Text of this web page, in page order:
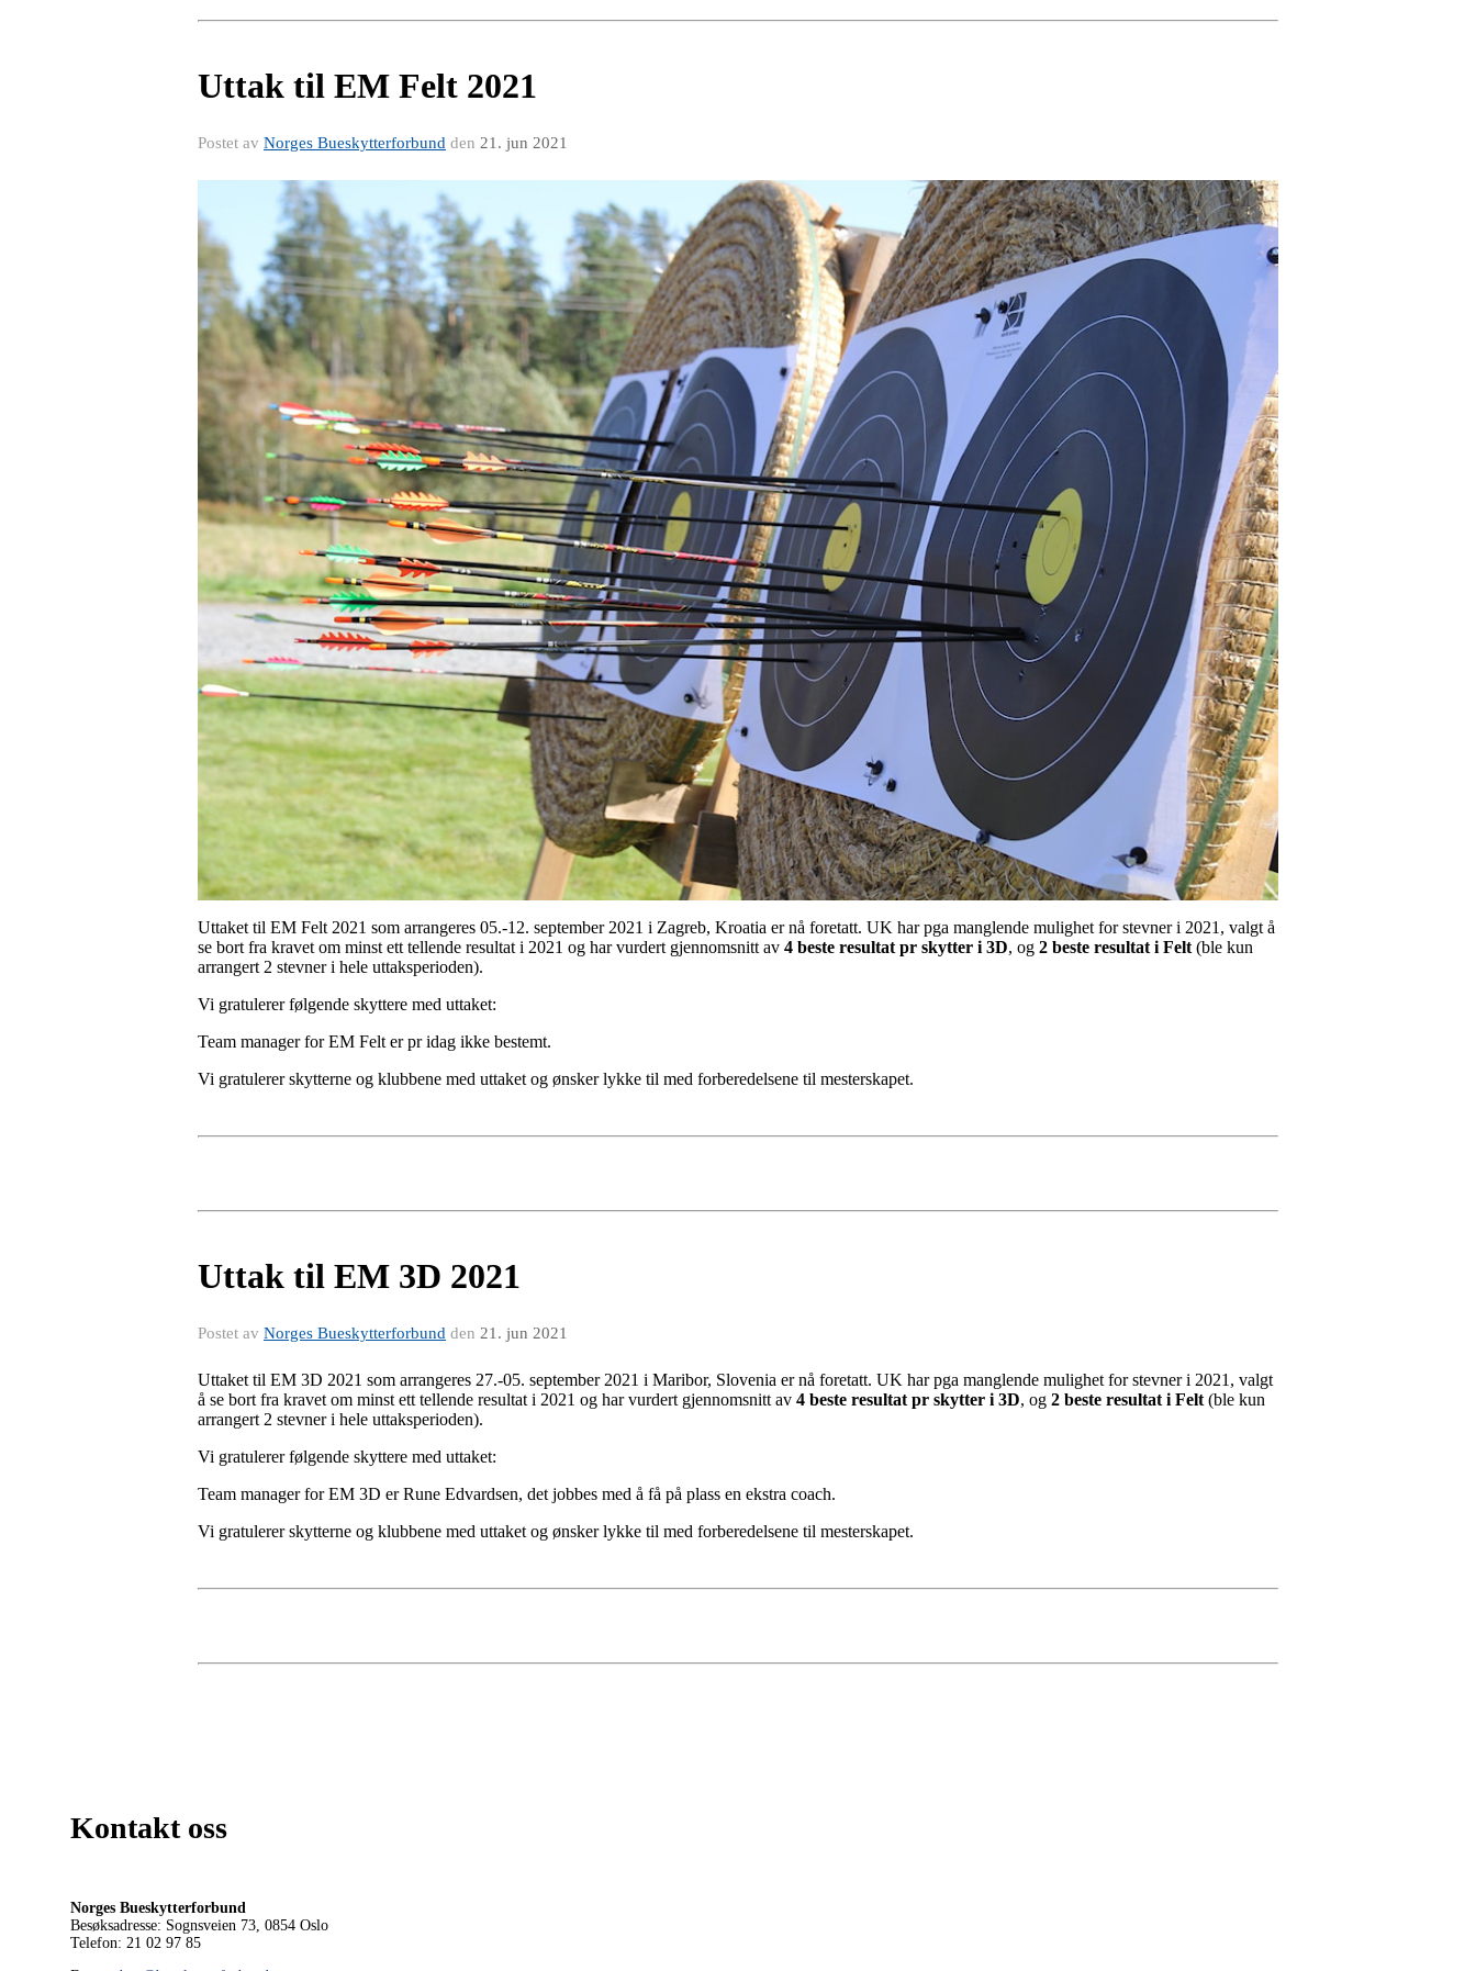
Uttak til EM Felt 2021
Postet av Norges Bueskytterforbund den 21. jun 2021
Uttaket til EM Felt 2021 som arrangeres 05.-12. september 2021 i Zagreb, Kroatia er nå foretatt. UK har pga manglende mulighet for stevner i 2021, valgt å
se bort fra kravet om minst ett tellende resultat i 2021 og har vurdert gjennomsnitt av 4 beste resultat pr skytter i 3D, og 2 beste resultat i Felt (ble kun
arrangert 2 stevner i hele uttaksperioden).
Vi gratulerer følgende skyttere med uttaket:
Team manager for EM Felt er pr idag ikke bestemt.
Vi gratulerer skytterne og klubbene med uttaket og ønsker lykke til med forberedelsene til mesterskapet.
Uttak til EM 3D 2021
Postet av Norges Bueskytterforbund den 21. jun 2021
Uttaket til EM 3D 2021 som arrangeres 27.-05. september 2021 i Maribor, Slovenia er nå foretatt. UK har pga manglende mulighet for stevner i 2021, valgt
å se bort fra kravet om minst ett tellende resultat i 2021 og har vurdert gjennomsnitt av 4 beste resultat pr skytter i 3D, og 2 beste resultat i Felt (ble kun
arrangert 2 stevner i hele uttaksperioden).
Vi gratulerer følgende skyttere med uttaket:
Team manager for EM 3D er Rune Edvardsen, det jobbes med å få på plass en ekstra coach.
Vi gratulerer skytterne og klubbene med uttaket og ønsker lykke til med forberedelsene til mesterskapet.
Kontakt oss
Norges Bueskytterforbund
Besøksadresse: Sognsveien 73, 0854 Oslo
Telefon: 21 02 97 85